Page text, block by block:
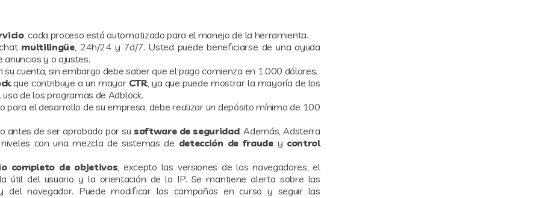
, cada proceso está automatizado para el manejo de la herramienta.
multilingüe, 24h/24 y 7d/7. Usted puede beneficiarse de una ayuda
anuncios y o ajustes.
cuenta, sin embargo debe saber que el pago comienza en 1.000 dólares.
que contribuye a un mayorCTR, ya que puede mostrar la mayoría de los
de los programas de Adblock.
para el desarrollo de su empresa, debe realizar un depósito mínimo de 100
antes de ser aprobado por su software de seguridad. Además, Adsterra
con una mezcla de sistemas de detección de fraudey control
completo de objetivos, excepto las versiones de los navegadores, el
útil del usuario y la orientación de la IP. Se mantiene alerta sobre las
del navegador. Puede modificar las campañas en curso y seguir las